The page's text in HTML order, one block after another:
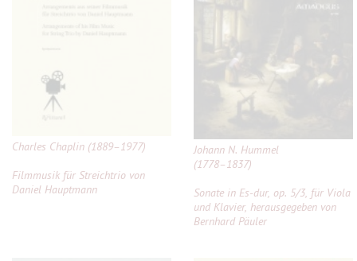
Charles Chaplin (1889–1977)
Filmmusik für Streichtrio von
Daniel Hauptmann
Johann N. Hummel
(1778–1837)
Sonate in Es-dur, op. 5/3, für Viola
und Klavier, herausgegeben von
Bernhard Päuler